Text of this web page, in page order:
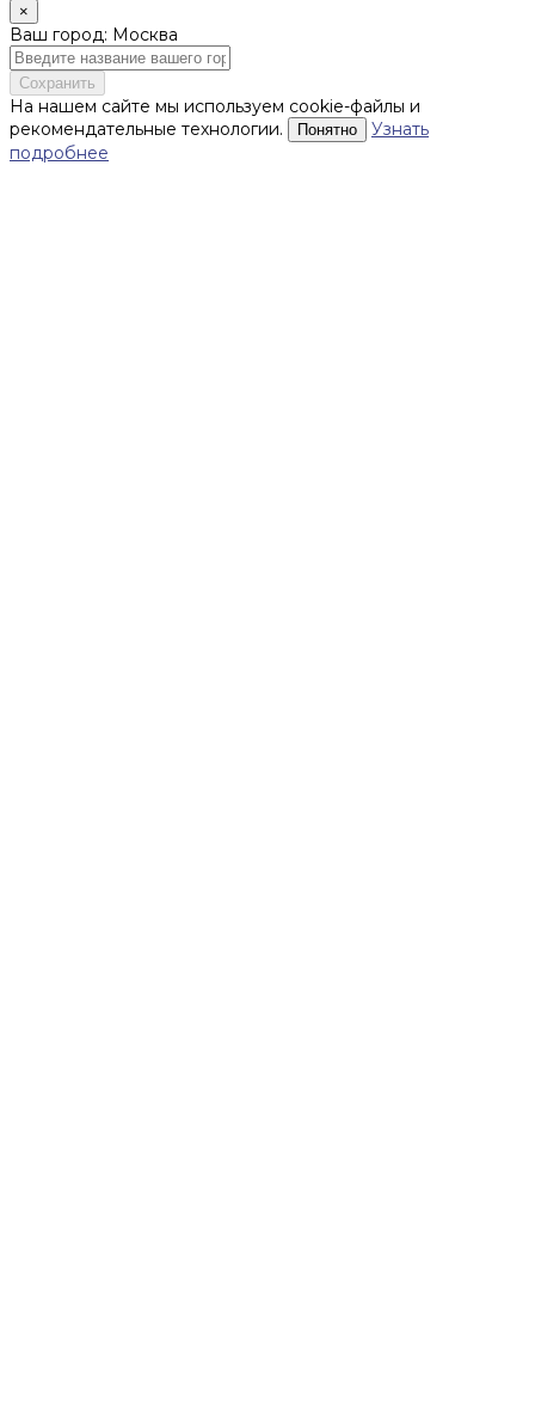
×
Ваш город: Москва
Сохранить
На нашем сайте мы используем cookie-файлы и
рекомендательные технологии.
Понятно
Узнать
подробнее